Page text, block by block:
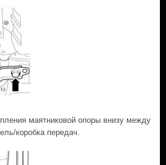
маятниковой опоры внизу между
коробка передач.